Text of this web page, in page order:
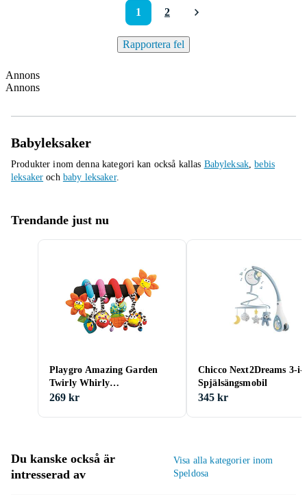
1 2
Rapportera fel
Annons
Annons
Babyleksaker
Produkter inom denna kategori kan också kallas Babyleksak,bebis
leksaker och baby leksaker.
Trendande just nu
Playgro Amazing Garden
Twirly Whirly
Aktivitetsleksak
269 kr
Chicco Next2Dreams 3-i-
Spjälsängsmobil
345 kr
Du kanske också är
intresserad av
Visa alla kategorier inom
Speldosa